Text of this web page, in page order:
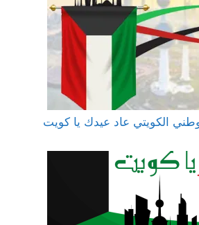
الكويتي عاد عيدك يا كويت